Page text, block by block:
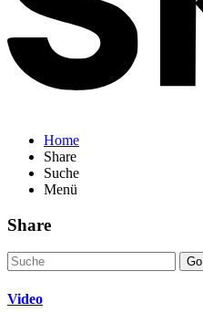
Home
Share
Suche
Menü
Share
Go
Video